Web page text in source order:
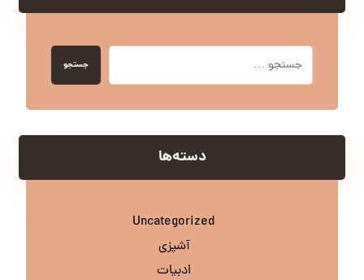
جستجو
دسته‌ها
Uncategorized
آشپزی
ادبیات